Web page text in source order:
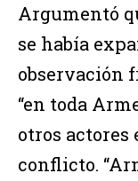
Argumentó
se había
observación
“en toda
otros actores
conflicto.